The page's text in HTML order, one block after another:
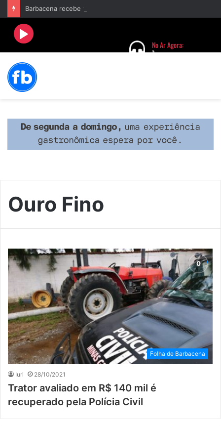
Ouro Fino
Folha de Barbacena
Iuri 28/10/2021
Trator avaliado em R$ 140 mil é
recuperado pela Polícia Civil